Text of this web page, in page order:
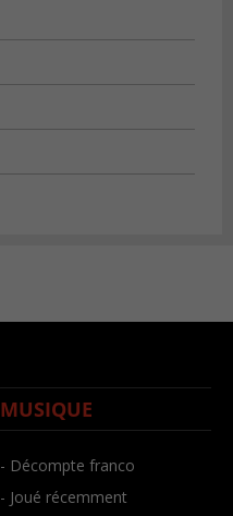
MUSIQUE
- Décompte franco
- Joué récemment